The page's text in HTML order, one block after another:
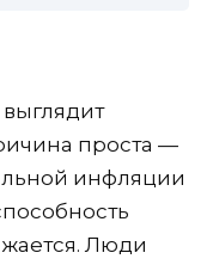
проста —
инфляции
Люди